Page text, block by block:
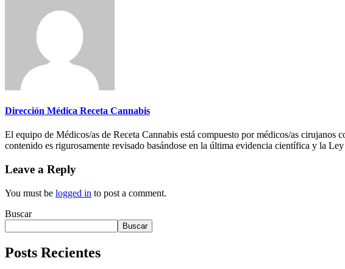
Dirección Médica Receta Cannabis
El equipo de Médicos/as de Receta Cannabis está compuesto por médicos/as
contenido es rigurosamente revisado basándose en la última evidencia científica y la
Leave a Reply
You must be logged in to post a comment.
Buscar
Buscar
Posts Recientes